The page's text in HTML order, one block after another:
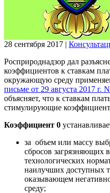
28 сентября 2017 |
Росприроднадзор дал
коэффициентов к ставкам
окружающую среду
письме от 29 августа 2017 г.
объясняет, что к ставкам
стимулирующие
Коэффициент 0
за объем или массу
сбросов загрязняющих
технологических
наилучших доступных
оказывающем
среду;